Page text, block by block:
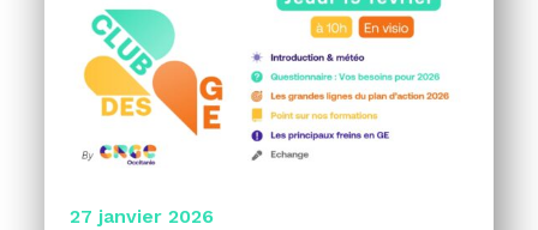
27 janvier 2026